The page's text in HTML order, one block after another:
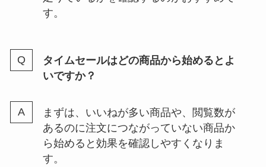
す。
タイムセールはどの商品から始めるとよ
いですか？
まずは、いいねが多い商品や、閲覧数が
あるのに注文につながっていない商品か
ら始めると効果を確認しやすくなりま
す。